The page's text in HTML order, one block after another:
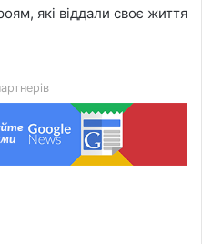
які віддали своє життя